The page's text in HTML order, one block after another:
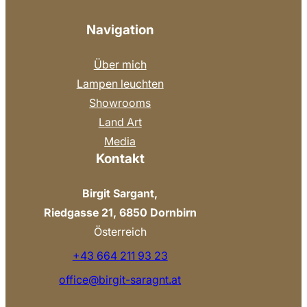
Navigation
Über mich
Lampen leuchten
Showrooms
Land Art
Media
Kontakt
Birgit Sargant,
Riedgasse 21, 6850 Dornbirn
Österreich
+43 664 211 93 23
office@birgit-saragnt.at